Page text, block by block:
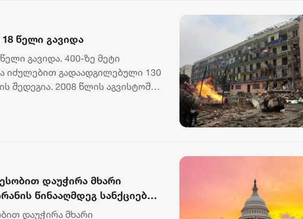
წელი გავიდა
გავიდა. 400-ზე მეტი
იძულებით გადაადგილებული 130
შედეგია. 2008 წლის აგვისტოში
დაუჭირა მხარი
წინააღმდეგ სანქციების
დაუჭირა მხარი